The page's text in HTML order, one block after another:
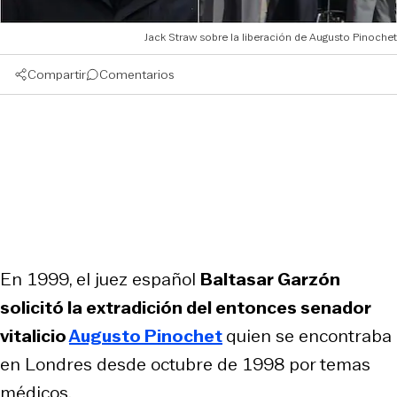
Jack Straw sobre la liberación de Augusto Pinochet
Compartir Comentarios
En 1999, el juez español Baltasar Garzón
solicitó la extradición del entonces senador
vitalicioAugusto Pinochetquien se encontraba
en Londres desde octubre de 1998 por temas